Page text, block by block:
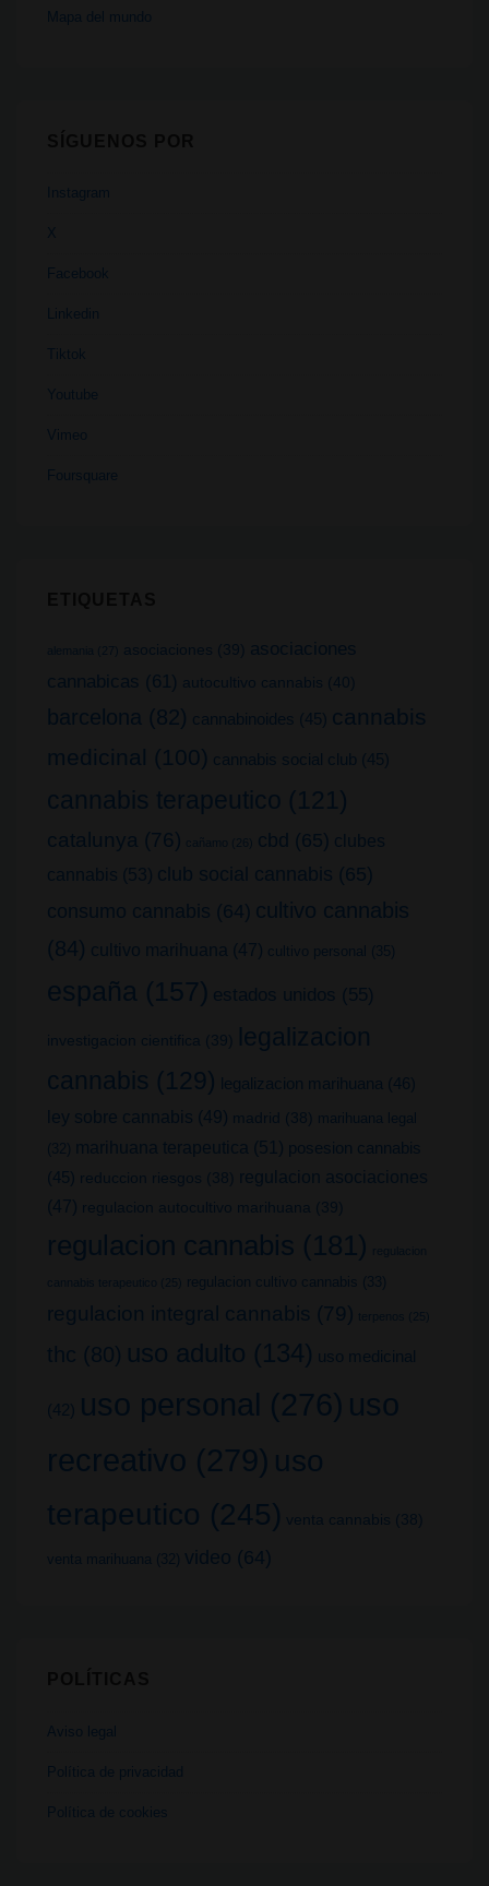
Mapa del mundo
Instagram
X
Facebook
Linkedin
Tiktok
Youtube
Vimeo
Foursquare
alemania (27) asociaciones (39)
asociaciones
cannabicas (61) autocultivo cannabis (40)
barcelona (82) cannabinoides (45) cannabis
medicinal (100) cannabis social club (45)
cannabis terapeutico (121)
catalunya (76) cañamo (26) cbd (65) clubes
cannabis (53) club social cannabis (65)
consumo cannabis (64) cultivo cannabis
(84) cultivo marihuana (47) cultivo personal (35)
españa (157) estados unidos (55)
investigacion cientifica (39)
legalizacion
cannabis (129) legalizacion marihuana (46)
ley sobre cannabis (49) madrid (38)
marihuana legal
(32)
marihuana terapeutica (51) posesion cannabis
(45) reduccion riesgos (38)
regulacion asociaciones
(47) regulacion autocultivo marihuana (39)
regulacion cannabis (181) regulacion
cannabis terapeutico (25) regulacion cultivo cannabis (33)
regulacion integral cannabis (79) terpenos (25)
thc (80) uso adulto (134) uso medicinal
(42) uso personal (276) uso
recreativo (279) uso
terapeutico (245) venta cannabis (38)
venta marihuana (32) video (64)
Aviso legal
Política de privacidad
Política de cookies